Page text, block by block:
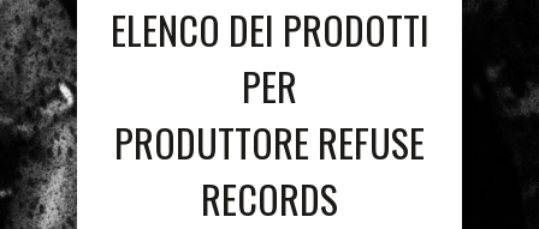
ELENCO DEI PRODOTTI
PER
PRODUTTORE REFUSE
RECORDS